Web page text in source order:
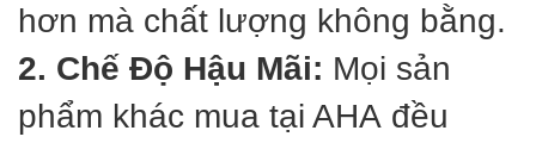
hơn mà chất lượng không bằng.
2. Chế Độ Hậu Mãi: Mọi sản
phẩm khác mua tại AHA đều